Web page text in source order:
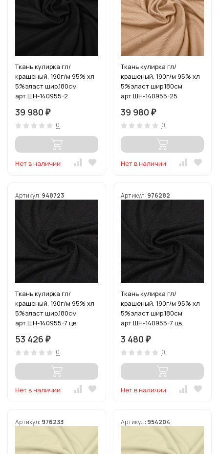
Ткань кулирка гл/
крашеный, 190г/м 95% хл
5%эласт шир.180см
арт.ШН-140955-2
(1кг-2,7м)
39 980 ₽
0
Нет в наличии
Ткань кулирка гл/
крашеный, 190г/м 95% хл
5%эласт шир.180см
арт.ШН-140955-25
рул.20-30 кг (1кг-2,7м)
39 980 ₽
0
Нет в наличии
Артикул: 948723
Ткань кулирка гл/
крашеный, 190г/м 95% хл
5%эласт шир.180см
арт.ШН-140955-7 цв.
(1кг-2,7м)
53 426 ₽
0
Нет в наличии
Артикул: 976282
Ткань кулирка гл/
крашеный, 190г/м 95% хл
5%эласт шир.180см
арт.ШН-140955-7 цв.
3 480 ₽
0
Нет в наличии
Артикул: 976233 Артикул: 954204